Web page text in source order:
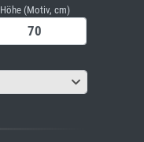
Höhe (Motiv, cm)